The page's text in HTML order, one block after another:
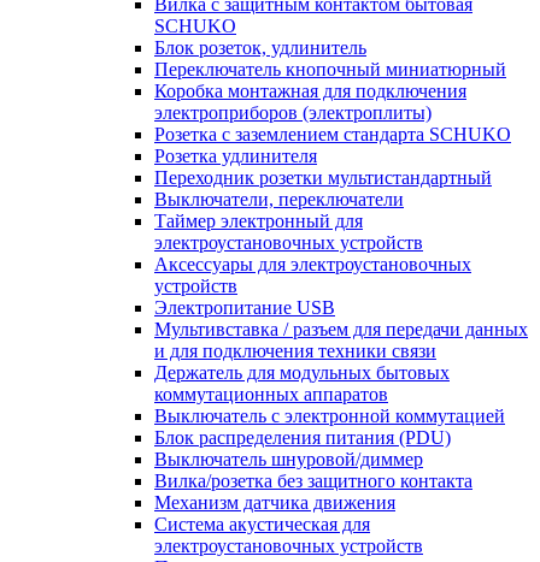
Вилка с защитным контактом бытовая
SCHUKO
Блок розеток, удлинитель
Переключатель кнопочный миниатюрный
Коробка монтажная для подключения
электроприборов (электроплиты)
Розетка с заземлением стандарта SCHUKO
Розетка удлинителя
Переходник розетки мультистандартный
Выключатели, переключатели
Таймер электронный для
электроустановочных устройств
Аксессуары для электроустановочных
устройств
Электропитание USB
Мультивставка / разъем для передачи данных
и для подключения техники связи
Держатель для модульных бытовых
коммутационных аппаратов
Выключатель с электронной коммутацией
Блок распределения питания (PDU)
Выключатель шнуровой/диммер
Вилка/розетка без защитного контакта
Механизм датчика движения
Система акустическая для
электроустановочных устройств